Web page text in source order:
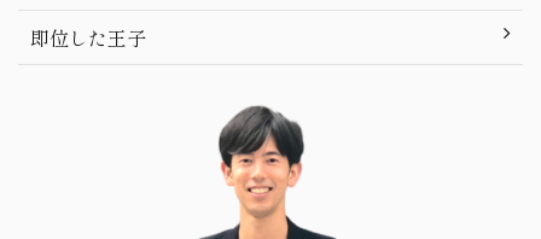
即位した王子